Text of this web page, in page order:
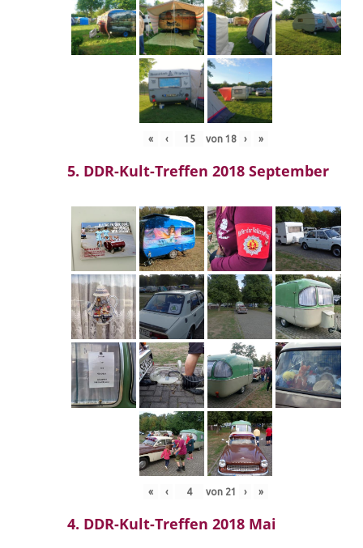
« ‹ von 18 › »
5. DDR-Kult-Treffen 2018 September
« ‹ von 21 › »
4. DDR-Kult-Treffen 2018 Mai